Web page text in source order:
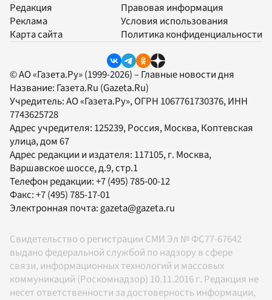
Редакция
Реклама
Карта сайта
Правовая информация
Условия использования
Политика конфиденциальности
© АО «Газета.Ру» (1999-2026) – Главные новости дня
Название: Газета.Ru (Gazeta.Ru)
Учредитель:АО «Газета.Ру», ОГРН 1067761730376, ИНН
7743625728
Адрес учредителя: 125239, Россия, Москва, Коптевская
улица, дом 67
Адрес редакции и издателя: 117105, г. Москва,
Варшавское шоссе, д.9, стр.1
Телефон редакции:+7 (495) 785-00-12
Факс:+7 (495) 785-17-01
Электронная почта:gazeta@gazeta.ru
Свидетельство о регистрации СМИ Эл № ФС77-67642
выдано федеральной службой по надзору в сфере
связи, информационных технологий и массовых
коммуникаций (Роскомнадзор) 10.11.2016 г. Редакция не
несет ответственности за достоверность информации,